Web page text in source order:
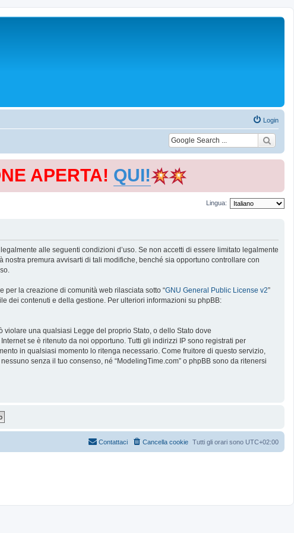
Login
APERTA! QUI!
Lingua:
alle seguenti condizioni d’uso. Se non accetti di essere limitato legalmente
premura avvisarti di tali modifiche, benché sia opportuno controllare con
per la creazione di comunità web rilasciata sotto “GNU General Public License v2”
dei contenuti e della gestione. Per ulteriori informazioni su phpBB:
una qualsiasi Legge del proprio Stato, o dello Stato dove
se è ritenuto da noi opportuno. Tutti gli indirizzi IP sono registrati per
in qualsiasi momento lo ritenga necessario. Come fruitore di questo servizio,
senza il tuo consenso, né “ModelingTime.com” o phpBB sono da ritenersi
Tutti gli orari sono UTC+02:00
Cancella cookie
Contattaci